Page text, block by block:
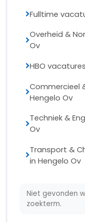
Fulltime
Overheid &
Ov
HBO
Commercieel
Hengelo Ov
Techniek &
Ov
Transport &
in Hengelo Ov
Niet gevonden
zoekterm.